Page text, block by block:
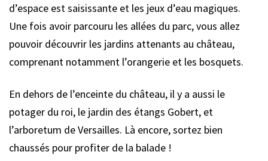
d’espace est saisissante et les jeux d’eau magiques.
Une fois avoir parcouru les allées du parc, vous allez
pouvoir découvrir les jardins attenants au château,
comprenant notamment l’orangerie et les bosquets.
En dehors de l’enceinte du château, il y a aussi le
potager du roi, le jardin des étangs Gobert, et
l’arboretum de Versailles. Là encore, sortez bien
chaussés pour profiter de la balade !